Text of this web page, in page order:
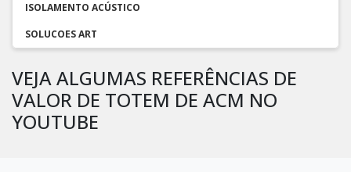
ISOLAMENTO ACÚSTICO
SOLUCOES ART
VEJA ALGUMAS REFERÊNCIAS DE
VALOR DE TOTEM DE ACM NO
YOUTUBE